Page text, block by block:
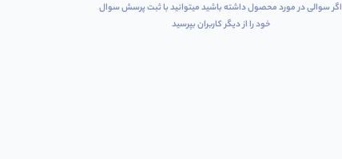
اگر سوالی در مورد محصول داشته باشید میتوانید با ثبت پرسش سوال
خود را از دیگر کاربران بپرسید